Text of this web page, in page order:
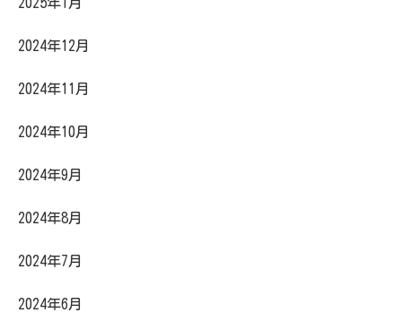
2024年12月
2024年11月
2024年10月
2024年9月
2024年8月
2024年7月
2024年6月